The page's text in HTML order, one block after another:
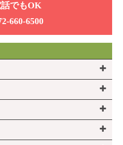
でもOK
660-6500